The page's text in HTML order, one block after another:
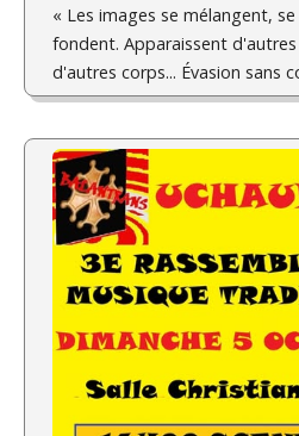
« Les images se mélangent,
fondent. Apparaissent
d'autres corps... Évasion sans